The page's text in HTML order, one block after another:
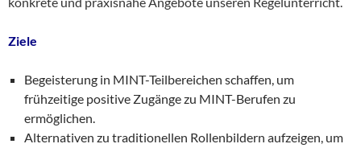
Ziele
Begeisterung in MINT-Teilbereichen schaffen, um
frühzeitige positive Zugänge zu MINT-Berufen zu
ermöglichen.
Alternativen zu traditionellen Rollenbildern aufzeigen, um